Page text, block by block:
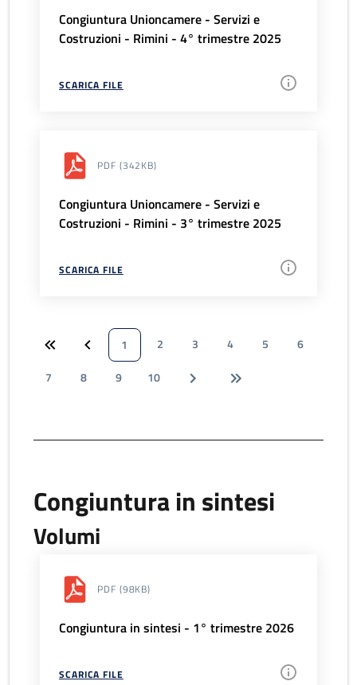
Congiuntura Unioncamere - Servizi e
Costruzioni - Rimini - 4° trimestre 2025
SCARICA FILE
PDF (342KB)
Congiuntura Unioncamere - Servizi e
Costruzioni - Rimini - 3° trimestre 2025
SCARICA FILE
1 2 3 4 5
6
7
8 9 10
Congiuntura in sintesi
Volumi
PDF (98KB)
Congiuntura in sintesi - 1° trimestre 2026
SCARICA FILE